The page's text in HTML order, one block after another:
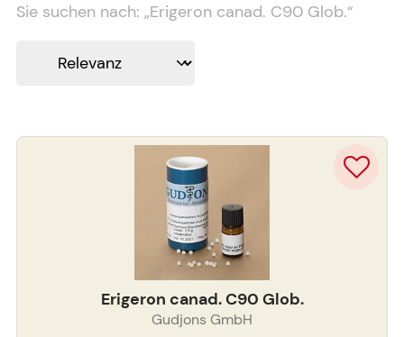
Sie suchen nach: „Erigeron canad. C90 Glob.“
Erigeron canad. C90 Glob.
Gudjons GmbH